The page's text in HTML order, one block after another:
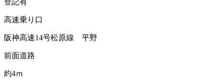
高速乗り口
阪神高速14号松原線 平野
前面道路
約4ｍ